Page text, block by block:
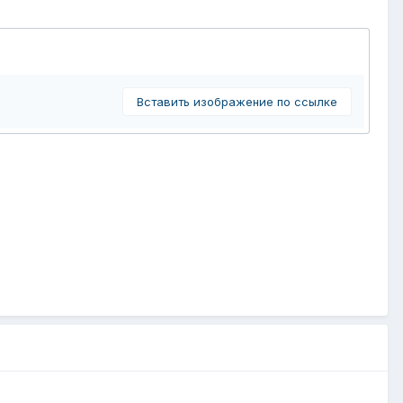
Вставить изображение по ссылке